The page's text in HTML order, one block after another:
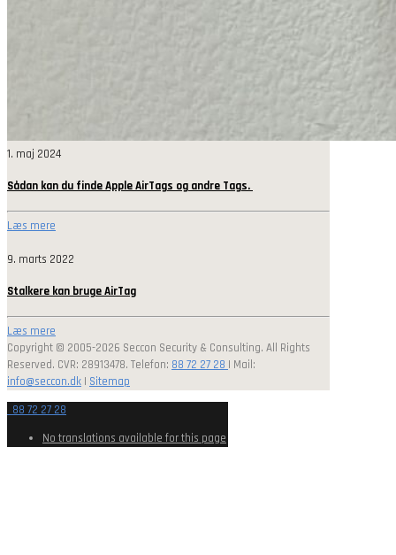
1. maj 2024
Sådan kan du finde Apple AirTags og andre Tags.
Læs mere
9. marts 2022
Stalkere kan bruge AirTag
Læs mere
Copyright © 2005-2026 Seccon Security & Consulting. All Rights
Reserved. CVR: 28913478. Telefon: 88 72 27 28 | Mail:
info@seccon.dk | Sitemap
88 72 27 28
No translations available for this page